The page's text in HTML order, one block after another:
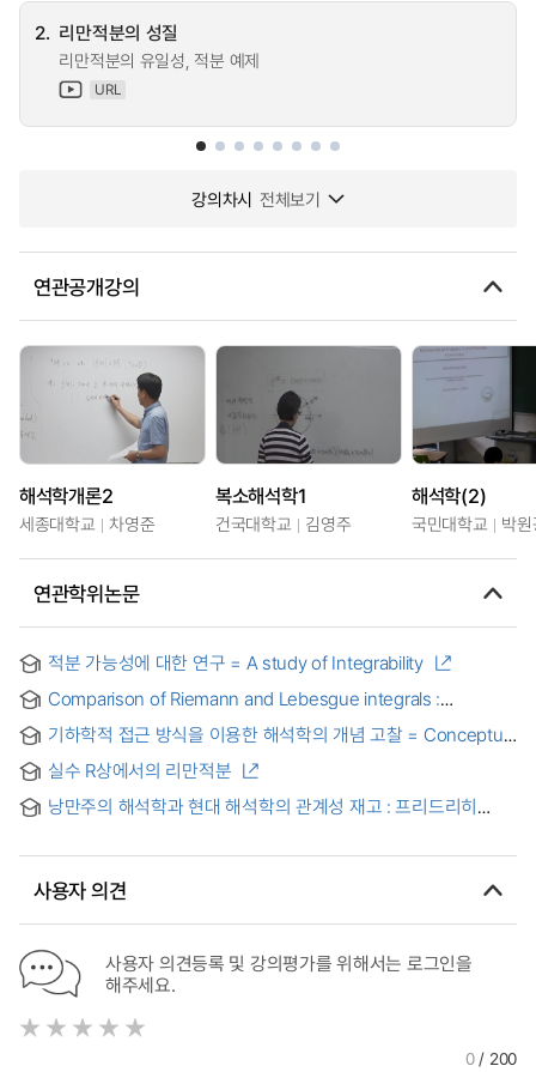
2. 리만적분의 성질
리만적분의 유일성, 적분 예제
URL
강의차시 전체보기
연관공개강의
해석학개론2
세종대학교 차영준
복소해석학1
건국대학교 김영주
해석학(2)
국민대학교 박
연관학위논문
적분 가능성에 대한 연구 = A study of Integrability
Comparison of Riemann and Lebesgue integrals :
리만積分과 르베크積分의 比較硏究
기하학적 접근 방식을 이용한 해석학의 개념 고찰 = Conceptual
study of analysis using geometric approach
실수 R상에서의 리만적분
낭만주의 해석학과 현대 해석학의 관계성 재고 : 프리드리히
Überdenken des Verhältnisses zwischen romantischer
Schlegel und Hans-Georg Gadamer
사용자 의견
사용자 의견등록 및 강의평가를 위해서는 로그인을
해주세요.
0/ 200